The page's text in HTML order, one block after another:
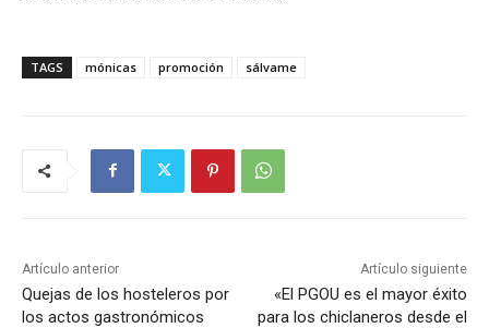
TAGS mónicas promoción sálvame
Artículo anterior
Quejas de los hosteleros por
los actos gastronómicos
Artículo siguiente
«El PGOU es el mayor éxito
para los chiclaneros desde el